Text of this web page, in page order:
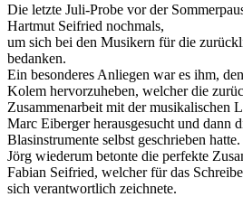
Die letzte Juli-Probe vor der
Hartmut Seifried nochmals,
um sich bei den Musikern für die
bedanken.
Ein besonderes Anliegen war es ihm,
Kolem hervorzuheben, welcher die
Zusammenarbeit mit der musikalischen
Marc Eiberger herausgesucht und dann
Blasinstrumente selbst geschrieben hatte.
Jörg wiederum betonte die perfekte
Fabian Seifried, welcher für das
sich verantwortlich zeichnete.